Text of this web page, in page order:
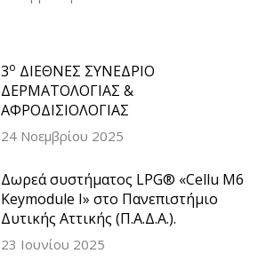
3ο ΔΙΕΘΝΕΣ ΣΥΝΕΔΡΙΟ
ΔΕΡΜΑΤΟΛΟΓΙΑΣ &
ΑΦΡΟΔΙΣΙΟΛΟΓΙΑΣ
24 Νοεμβρίου 2025
Δωρεά συστήματος LPG® «Cellu M6
Keymodule I» στο Πανεπιστήμιο
Δυτικής Αττικής (Π.Α.Δ.Α.).
23 Ιουνίου 2025